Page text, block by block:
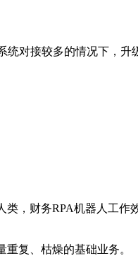
对接较多的情况下，升
，财务RPA机器人工
复、枯燥的基础业务。